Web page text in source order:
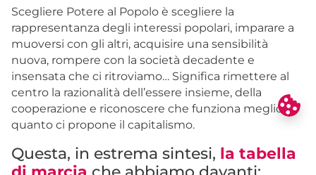
Scegliere Potere al Popolo è scegliere la
rappresentanza degli interessi popolari, imparare a
muoversi con gli altri, acquisire una sensibilità
nuova, rompere con la società decadente e
insensata che ci ritroviamo… Significa rimettere al
centro la razionalità dell’essere insieme, della
cooperazione e riconoscere che funziona meglio di
quanto ci propone il capitalismo.
Questa, in estrema sintesi, la tabella
di marcia che abbiamo davanti: